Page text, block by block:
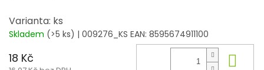
Varianta: ks
Skladem (>5 ks) | 009276_KS EAN: 8595674911100
18 Kč